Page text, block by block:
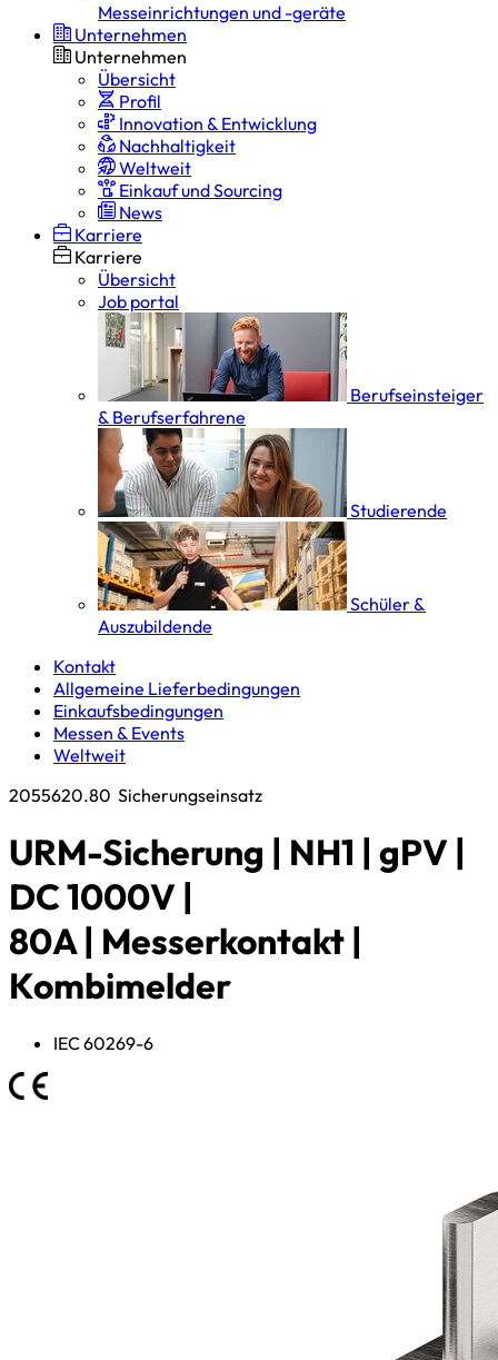
Messeinrichtungen und -geräte
Unternehmen
Unternehmen
Übersicht
Profil
Innovation & Entwicklung
Nachhaltigkeit
Weltweit
Einkauf und Sourcing
News
Karriere
Karriere
Übersicht
Job portal
Berufseinsteiger
& Berufserfahrene
Studierende
Schüler &
Auszubildende
Kontakt
Allgemeine Lieferbedingungen
Einkaufsbedingungen
Messen & Events
Weltweit
2055620.80 Sicherungseinsatz
URM-Sicherung | NH1 | gPV |
DC 1000V |
80A | Messerkontakt |
Kombimelder
IEC 60269-6